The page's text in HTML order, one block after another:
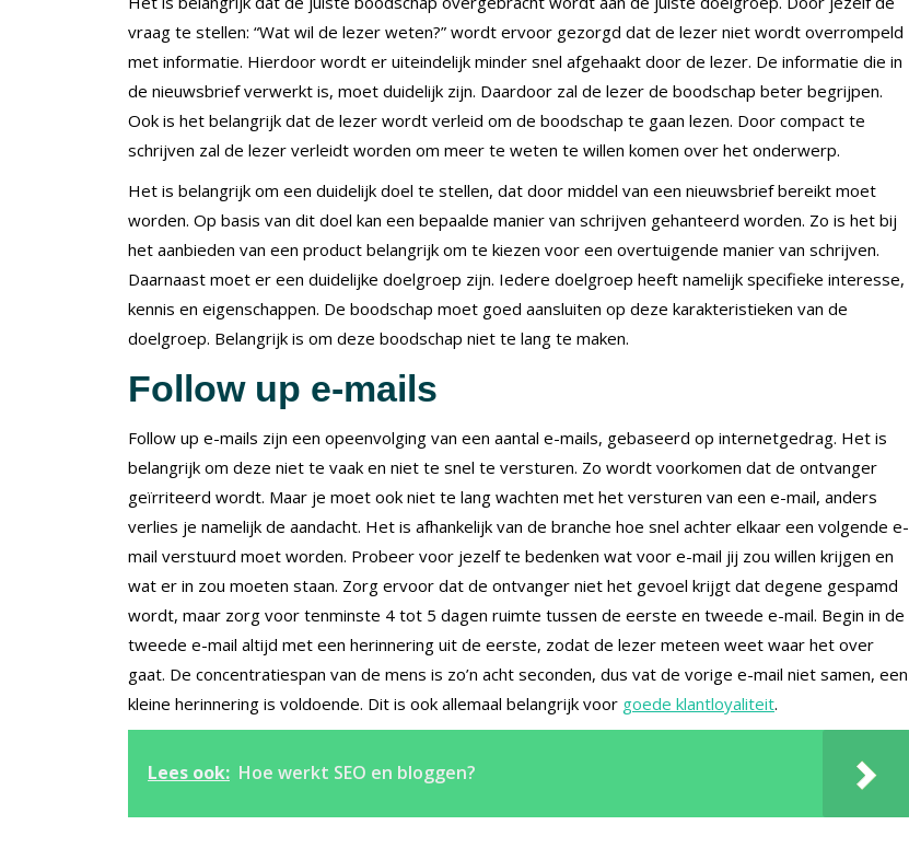
vraag te stellen: “Wat wil de lezer weten?” wordt ervoor gezorgd dat de lezer niet wordt overrompeld
met informatie. Hierdoor wordt er uiteindelijk minder snel afgehaakt door de lezer. De informatie die in
de nieuwsbrief verwerkt is, moet duidelijk zijn. Daardoor zal de lezer de boodschap beter begrijpen.
Ook is het belangrijk dat de lezer wordt verleid om de boodschap te gaan lezen. Door compact te
schrijven zal de lezer verleidt worden om meer te weten te willen komen over het onderwerp.
Het is belangrijk om een duidelijk doel te stellen, dat door middel van een nieuwsbrief bereikt moet
worden. Op basis van dit doel kan een bepaalde manier van schrijven gehanteerd worden. Zo is het bij
het aanbieden van een product belangrijk om te kiezen voor een overtuigende manier van schrijven.
Daarnaast moet er een duidelijke doelgroep zijn. Iedere doelgroep heeft namelijk specifieke interesse,
kennis en eigenschappen. De boodschap moet goed aansluiten op deze karakteristieken van de
doelgroep. Belangrijk is om deze boodschap niet te lang te maken.
Follow up e-mails
Follow up e-mails zijn een opeenvolging van een aantal e-mails, gebaseerd op internetgedrag. Het is
belangrijk om deze niet te vaak en niet te snel te versturen. Zo wordt voorkomen dat de ontvanger
geïrriteerd wordt. Maar je moet ook niet te lang wachten met het versturen van een e-mail, anders
verlies je namelijk de aandacht. Het is afhankelijk van de branche hoe snel achter elkaar een volgende e-
mail verstuurd moet worden. Probeer voor jezelf te bedenken wat voor e-mail jij zou willen krijgen en
wat er in zou moeten staan. Zorg ervoor dat de ontvanger niet het gevoel krijgt dat degene gespamd
wordt, maar zorg voor tenminste 4 tot 5 dagen ruimte tussen de eerste en tweede e-mail. Begin in de
tweede e-mail altijd met een herinnering uit de eerste, zodat de lezer meteen weet waar het over
gaat. De concentratiespan van de mens is zo’n acht seconden, dus vat de vorige e-mail niet samen, een
kleine herinnering is voldoende. Dit is ook allemaal belangrijk voor goede klantloyaliteit.
Lees ook: Hoe werkt SEO en bloggen?